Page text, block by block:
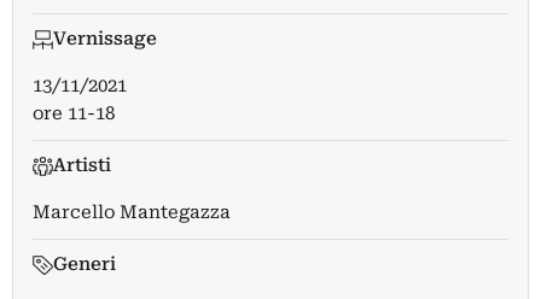
Vernissage
13/11/2021
ore 11-18
Artisti
Marcello Mantegazza
Generi